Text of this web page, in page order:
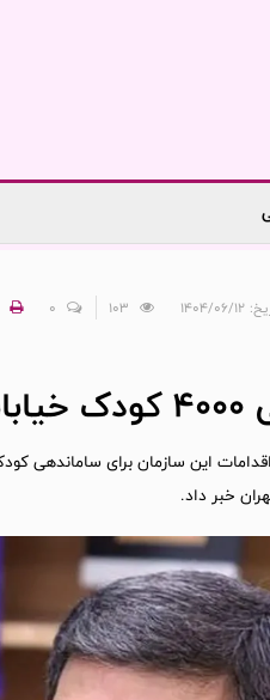
0
این سازمان برای ساماندهی
خبر داد.